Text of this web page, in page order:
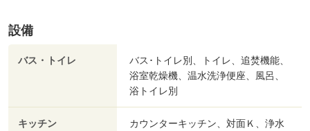
設備
バス・トイレ
バス･トイレ別、トイレ、追焚機能、
浴室乾燥機、温水洗浄便座、風呂、
浴トイレ別
キッチン
カウンターキッチン、対面Ｋ、浄水